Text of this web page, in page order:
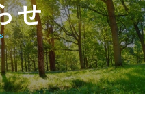
せ